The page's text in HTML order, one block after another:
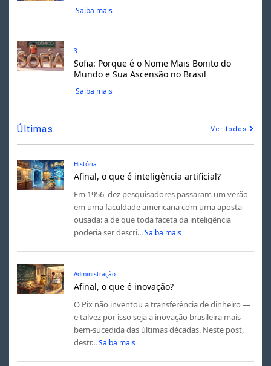
Saiba mais
3
Sofia: Porque é o Nome Mais Bonito do
Mundo e Sua Ascensão no Brasil
Saiba mais
Últimas Ver todos
História
Afinal, o que é inteligência artificial?
Em 1956, dez pesquisadores passaram um verão
em uma faculdade americana com uma aposta
ousada: a de que toda faceta da inteligência
poderia ser descri... Saiba mais
Administração
Afinal, o que é inovação?
O Pix não inventou a transferência de dinheiro —
e talvez por isso seja a inovação brasileira mais
bem-sucedida das últimas décadas. Neste post,
destr... Saiba mais